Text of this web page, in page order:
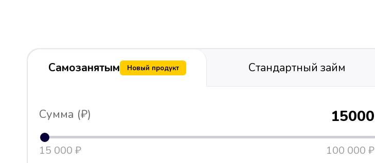
Самозанятым Новый продукт Стандартный займ
Сумма (₽) 15000
15 000 ₽ 100 000 ₽